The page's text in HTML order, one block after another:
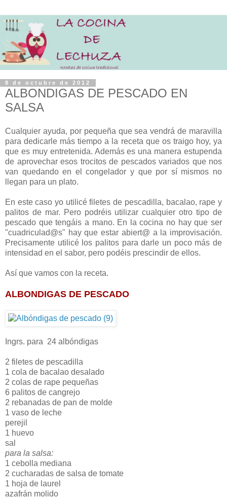
8 de octubre de 2012
ALBONDIGAS DE PESCADO EN
SALSA
Cualquier ayuda, por pequeña que sea vendrá de maravilla
para dedicarle más tiempo a la receta que os traigo hoy, ya
que es muy entretenida. Además es una manera estupenda
de aprovechar esos trocitos de pescados variados que nos
van quedando en el congelador y que por sí mismos no
llegan para un plato.
En este caso yo utilicé filetes de pescadilla, bacalao, rape y
palitos de mar. Pero podréis utilizar cualquier otro tipo de
pescado que tengáis a mano. En la cocina no hay que ser
"cuadriculad@s" hay que estar abiert@ a la improvisación.
Precisamente utilicé los palitos para darle un poco más de
intensidad en el sabor, pero podéis prescindir de ellos.
Así que vamos con la receta.
ALBONDIGAS DE PESCADO
Ingrs. para 24 albóndigas
2 filetes de pescadilla
1 cola de bacalao desalado
2 colas de rape pequeñas
6 palitos de cangrejo
2 rebanadas de pan de molde
1 vaso de leche
perejil
1 huevo
sal
para la salsa:
1 cebolla mediana
2 cucharadas de salsa de tomate
1 hoja de laurel
azafrán molido